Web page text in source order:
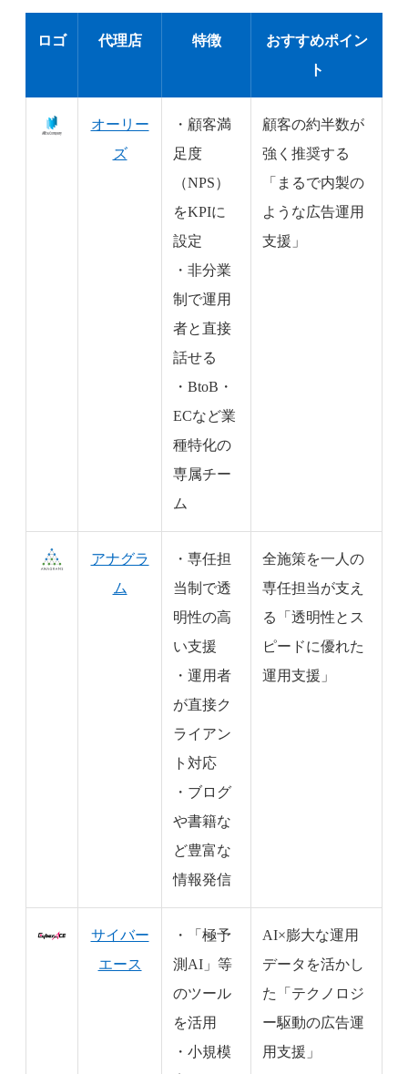
ロゴ 代理店 特徴
おすすめポイン
ト
オーリー
ズ
・顧客満
足度
（NPS）
をKPIに
設定
・非分業
制で運用
者と直接
話せる
・BtoB・
ECなど業
種特化の
専属チー
ム
顧客の約半数が
強く推奨する
「まるで内製の
ような広告運用
支援」
アナグラ
ム
・専任担
当制で透
明性の高
い支援
・運用者
が直接ク
ライアン
ト対応
・ブログ
や書籍な
ど豊富な
情報発信
全施策を一人の
専任担当が支え
る「透明性とス
ピードに優れた
運用支援」
サイバー
エース
・「極予
測AI」等
のツール
を活用
・小規模
AI×膨大な運用
データを活かし
た「テクノロジ
ー駆動の広告運
用支援」